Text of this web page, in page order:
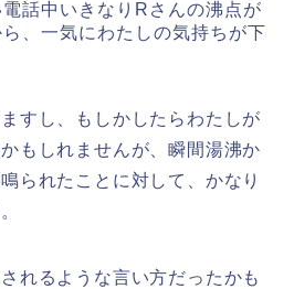
話中いきなりRさんの沸点が
ら、一気にわたしの気持ちが下
すし、もしかしたらわたしが
もしれませんが、瞬間湯沸か
られたことに対して、かなり
れるような言い方だったかも